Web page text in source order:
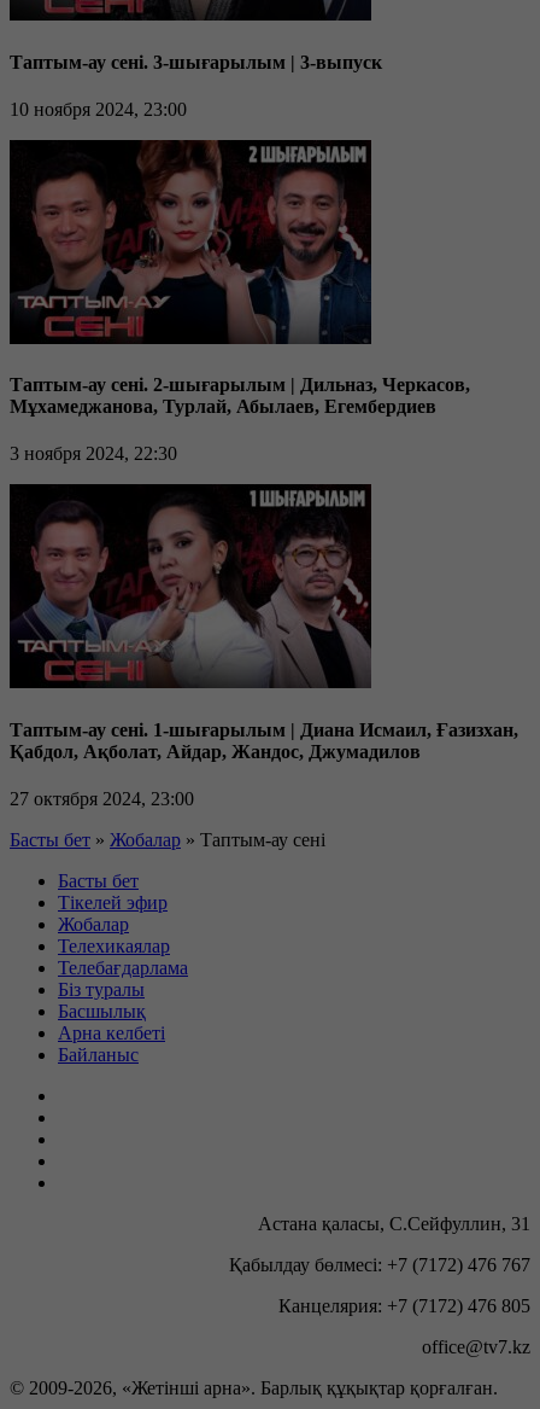
Таптым-ау сені. 3-шығарылым | 3-выпуск
10 ноября 2024, 23:00
Таптым-ау сені. 2-шығарылым | Дильназ, Черкасов,
Мұхамеджанова, Турлай, Абылаев, Егембердиев
3 ноября 2024, 22:30
Таптым-ау сені. 1-шығарылым | Диана Исмаил, Ғазизхан,
Қабдол, Ақболат, Айдар, Жандос, Джумадилов
27 октября 2024, 23:00
Басты бет » Жобалар » Таптым-ау сені
Басты бет
Тікелей эфир
Жобалар
Телехикаялар
Телебағдарлама
Біз туралы
Басшылық
Арна келбеті
Байланыс
Астана қаласы, С.Сейфуллин, 31
Қабылдау бөлмесі: +7 (7172) 476 767
Канцелярия: +7 (7172) 476 805
office@tv7.kz
© 2009-2026, «Жетінші арна». Барлық құқықтар қорғалған.